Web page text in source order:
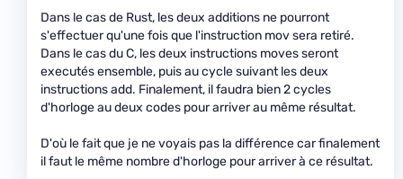
Dans le cas de Rust, les deux additions ne pourront
s'effectuer qu'une fois que l'instruction mov sera retiré.
Dans le cas du C, les deux instructions moves seront
executés ensemble, puis au cycle suivant les deux
instructions add. Finalement, il faudra bien 2 cycles
d'horloge au deux codes pour arriver au même résultat.
D'où le fait que je ne voyais pas la différence car finalement
il faut le même nombre d'horloge pour arriver à ce résultat.